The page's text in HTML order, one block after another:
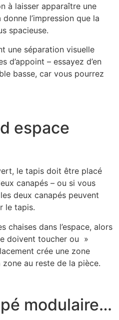
à laisser apparaître une
l’impression que la
spacieuse.
une séparation visuelle
d’appoint – essayez d’en
basse, car vous pourrez
espace
le tapis doit être placé
canapés – ou si vous
deux canapés peuvent
le tapis.
chaises dans l’espace, alors
doivent toucher ou »
crée une zone
au reste de la pièce.
modulaire…